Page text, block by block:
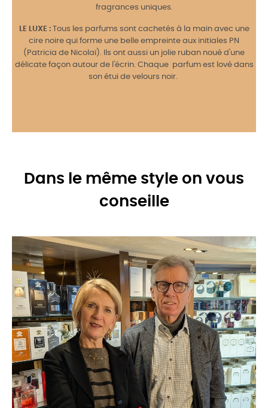
fragrances uniques.
LE LUXE :Tous les parfums sont cachetés à la main avec une
cire noire qui forme une belle empreinte aux initiales PN
(Patricia de Nicolaï). Ils ont aussi un jolie ruban noué d'une
délicate façon autour de l'écrin. Chaque parfum est lové dans
son étui de velours noir.
Dans le même style on vous
conseille